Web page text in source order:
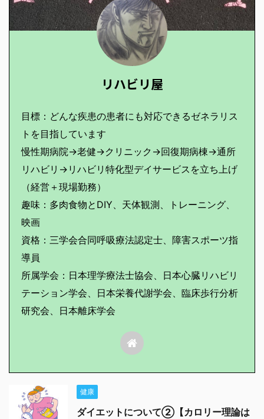
リハビリ屋
目標：どんな疾患の患者にも対応できるゼネラリス
トを目指しています
慢性期病院→老健→クリニック→回復期病棟→通所
リハビリ→リハビリ特化型デイサービスを立ち上げ
（経営＋現場勤務）
趣味：多肉食物とDIY、天体観測、トレーニング、
映画
資格：三学会合同呼吸療法認定士、障害スポーツ指
導員
所属学会：日本理学療法士協会、日本心臓リハビリ
テーション学会、日本栄養代謝学会、臨床歩行分析
研究会、日本離床学会
健康
ダイエットについて②【カロリー理論は